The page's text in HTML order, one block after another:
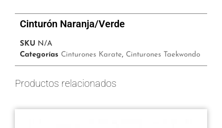
Cinturón Naranja/Verde
SKU N/A
Categorías Cinturones Karate, Cinturones Taekwondo
Productos relacionados